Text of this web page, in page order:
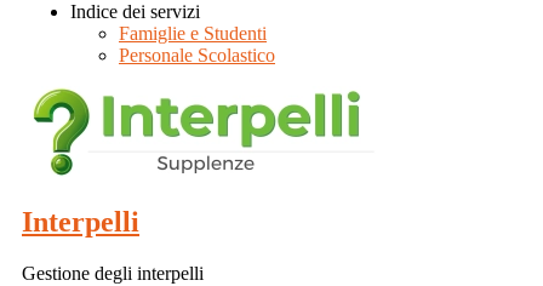
Indice dei servizi
Famiglie e Studenti
Personale Scolastico
Interpelli
Gestione degli interpelli